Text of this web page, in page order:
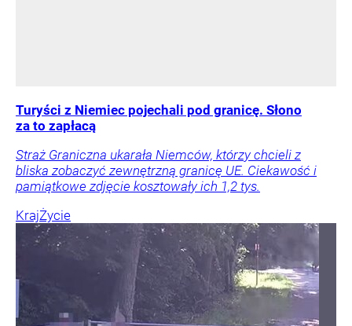
Turyści z Niemiec pojechali pod granicę. Słono
za to zapłacą
Straż Graniczna ukarała Niemców, którzy chcieli z
bliska zobaczyć zewnętrzną granicę UE. Ciekawość i
pamiątkowe zdjęcie kosztowały ich 1,2 tys.
KrajŻycie